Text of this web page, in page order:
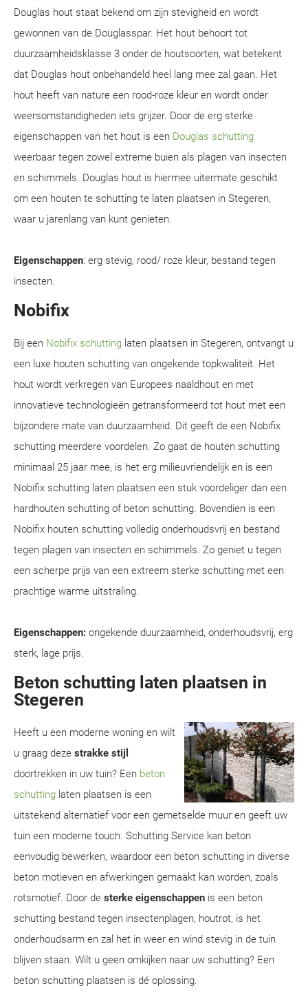
Douglas hout staat bekend om zijn stevigheid en wordt
gewonnen van de Douglasspar. Het hout behoort tot
duurzaamheidsklasse 3 onder de houtsoorten, wat betekent
dat Douglas hout onbehandeld heel lang mee zal gaan. Het
hout heeft van nature een rood-roze kleur en wordt onder
weersomstandigheden iets grijzer. Door de erg sterke
eigenschappen van het hout is een Douglas schutting
weerbaar tegen zowel extreme buien als plagen van insecten
en schimmels. Douglas hout is hiermee uitermate geschikt
om een houten te schutting te laten plaatsen in Stegeren,
waar u jarenlang van kunt genieten.
Eigenschappen: erg stevig, rood/ roze kleur, bestand tegen
insecten.
Nobifix
Bij een Nobifix schutting laten plaatsen in Stegeren, ontvangt u
een luxe houten schutting van ongekende topkwaliteit. Het
hout wordt verkregen van Europees naaldhout en met
innovatieve technologieën getransformeerd tot hout met een
bijzondere mate van duurzaamheid. Dit geeft de een Nobifix
schutting meerdere voordelen. Zo gaat de houten schutting
minimaal 25 jaar mee, is het erg milieuvriendelijk en is een
Nobifix schutting laten plaatsen een stuk voordeliger dan een
hardhouten schutting of beton schutting. Bovendien is een
Nobifix houten schutting volledig onderhoudsvrij en bestand
tegen plagen van insecten en schimmels. Zo geniet u tegen
een scherpe prijs van een extreem sterke schutting met een
prachtige warme uitstraling.
Eigenschappen: ongekende duurzaamheid, onderhoudsvrij, erg
sterk, lage prijs.
Beton schutting laten plaatsen in
Stegeren
Heeft u een moderne woning en wilt
u graag deze strakke stijl
doortrekken in uw tuin? Een beton
schutting laten plaatsen is een
uitstekend alternatief voor een gemetselde muur en geeft uw
tuin een moderne touch. Schutting Service kan beton
eenvoudig bewerken, waardoor een beton schutting in diverse
beton motieven en afwerkingen gemaakt kan worden, zoals
rotsmotief. Door de sterke eigenschappen is een beton
schutting bestand tegen insectenplagen, houtrot, is het
onderhoudsarm en zal het in weer en wind stevig in de tuin
blijven staan. Wilt u geen omkijken naar uw schutting? Een
beton schutting plaatsen is dé oplossing.